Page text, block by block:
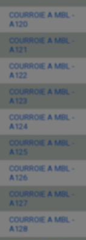
COURROIE A MBL -
A120
COURROIE A MBL -
A121
COURROIE A MBL -
A122
COURROIE A MBL -
A123
COURROIE A MBL -
A124
COURROIE A MBL -
A125
COURROIE A MBL -
A126
COURROIE A MBL -
A127
COURROIE A MBL -
A128